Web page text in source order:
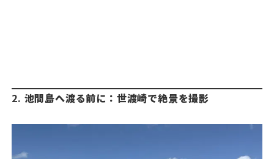
2. 池間島へ渡る前に：世渡崎で絶景を撮影